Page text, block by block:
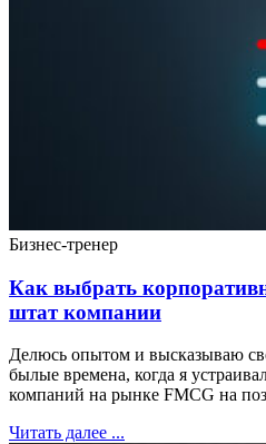
Бизнес-тренер
Как выбрать
штат компании
Делюсь опытом и высказываю
былые времена, когда я
компаний на рынке FMCG на
Читать далее ...